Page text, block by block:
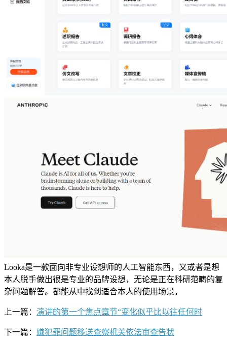
Looka是一款面向非专业设想师的人工智能东西，又或者是想
本人脱手做出很是专业的品牌设想，无论是正在科研范畴的复
杂问题解答。都能从中找到适合本人的使用场景，
上一篇： 演讲的第一个焦点章节“变化似乎比以往任何时
下一篇： 嫌犯罪问题移送查察机关依法审查告状